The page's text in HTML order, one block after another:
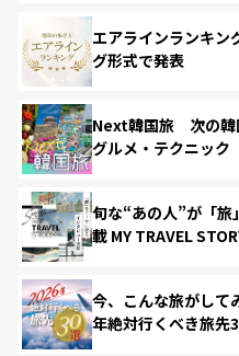
エアラインランキ
グ形式で発表
Next韓国旅 次の韓
グルメ・テクニック
旬な“あの人”が「旅
載 MY TRAVEL
今、こんな旅がして
年絶対行くべき旅先